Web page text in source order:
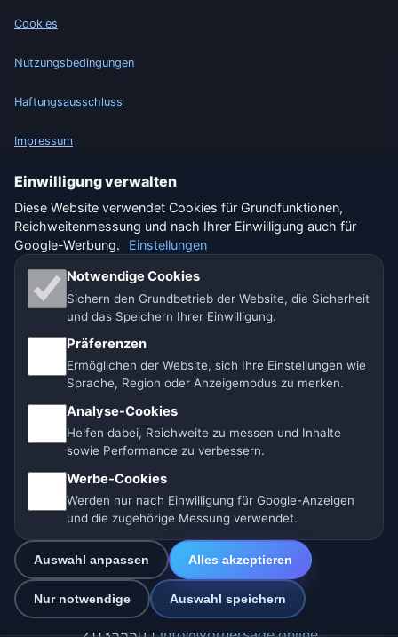
Cookies
Nutzungsbedingungen
Haftungsausschluss
Impressum
Wir helfen Tieren
Sitemap
Einstellungen
🇩🇪 Wetter Deutschland
🇨🇭 Wetter Schweiz
Unsere Wetterseiten:
🇨🇿 Tschechien 🇭🇷 Kroatien
🇩🇪🇦🇹🇨🇭 Deutschland / Österreich / Schweiz
🌎 Lateinamerika und Spanien 🇮🇳 Süd- und Südostasien
🌍 Internationales Wetternetzwerk
Betreiber: Spolek Minizoo.cz z.s. | Vereins-Nr.:
Einwilligung verwalten
Diese Website verwendet Cookies für Grundfunktionen,
Reichweitenmessung und nach Ihrer Einwilligung auch für
Google-Werbung.
Einstellungen
Notwendige Cookies
Sichern den Grundbetrieb der Website, die Sicherheit
und das Speichern Ihrer Einwilligung.
Präferenzen
Ermöglichen der Website, sich Ihre Einstellungen wie
Sprache, Region oder Anzeigemodus zu merken.
Analyse-Cookies
Helfen dabei, Reichweite zu messen und Inhalte
sowie Performance zu verbessern.
Werbe-Cookies
Werden nur nach Einwilligung für Google-Anzeigen
und die zugehörige Messung verwendet.
Auswahl anpassen Alles akzeptieren
Nur notwendige Auswahl speichern